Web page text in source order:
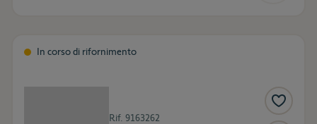
In corso di rifornimento
Rif. 9163262